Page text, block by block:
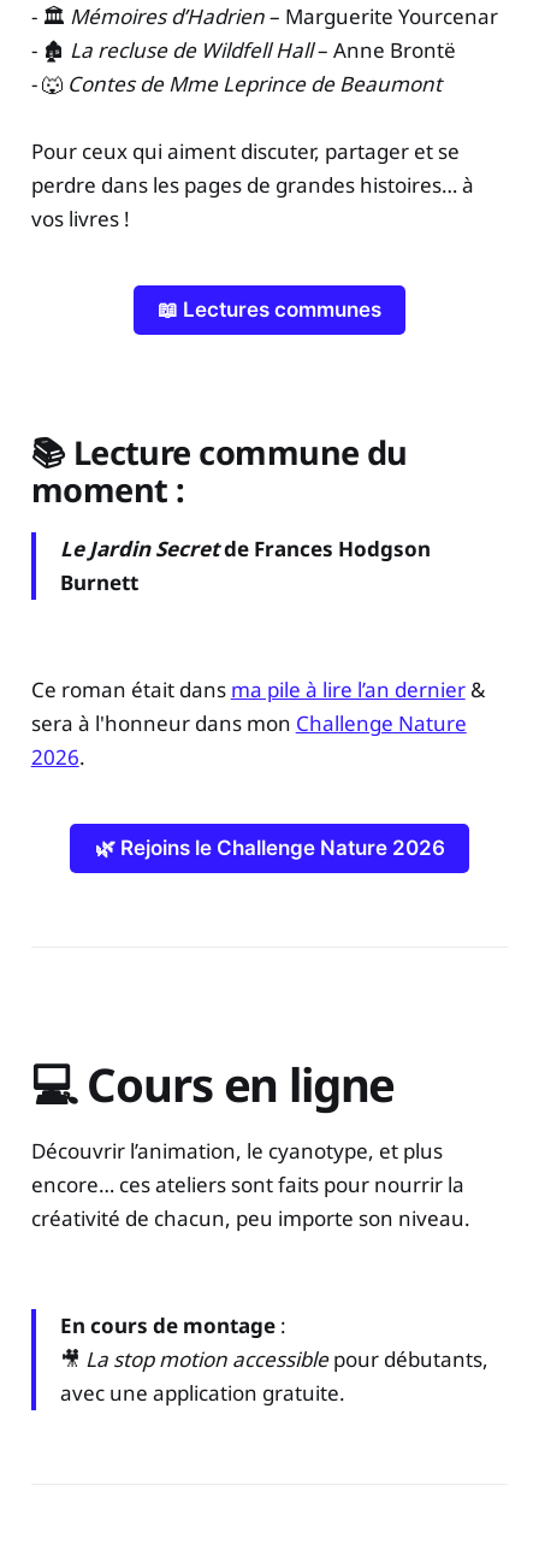
- 🏛️ Mémoires d’Hadrien– Marguerite Yourcenar
- 🏚️ La recluse de Wildfell Hall– Anne Brontë
- 🐺 Contes de Mme Leprince de Beaumont
Pour ceux qui aiment discuter, partager et se
perdre dans les pages de grandes histoires… à
vos livres !
📖 Lectures communes
📚 Lecture commune du
moment :
Le Jardin Secretde Frances Hodgson
Burnett
Ce roman était dans ma pile à lire l’an dernier&
sera à l'honneur dans mon Challenge Nature
2026.
🌿 Rejoins le Challenge Nature 2026
💻 Cours en ligne
Découvrir l’animation, le cyanotype, et plus
encore… ces ateliers sont faits pour nourrir la
créativité de chacun, peu importe son niveau.
En cours de montage:
🎥 La stop motion accessiblepour débutants,
avec une application gratuite.